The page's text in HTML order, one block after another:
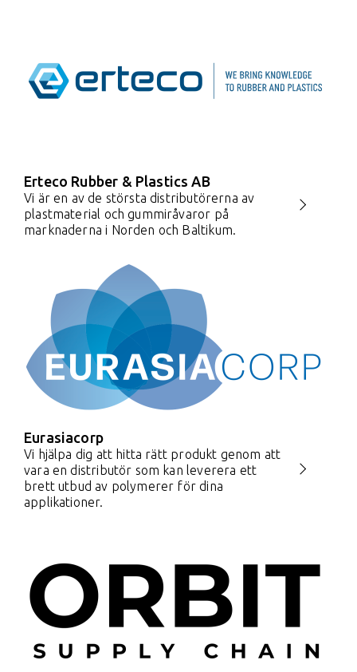
Erteco Rubber & Plastics AB
Vi är en av de största distributörerna av
plastmaterial och gummiråvaror på
marknaderna i Norden och Baltikum.
Eurasiacorp
Vi hjälpa dig att hitta rätt produkt genom att
vara en distributör som kan leverera ett
brett utbud av polymerer för dina
applikationer.